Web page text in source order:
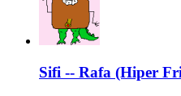
Sifi -- Rafa (Hiper